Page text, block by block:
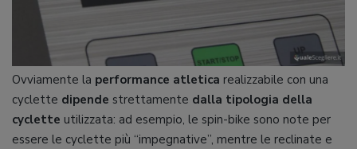
Ovviamente la performance atletica realizzabile con una
cyclette dipende strettamente dalla tipologia della
cyclette utilizzata: ad esempio, le spin-bike sono note per
essere le cyclette più “impegnative”, mentre le reclinate e